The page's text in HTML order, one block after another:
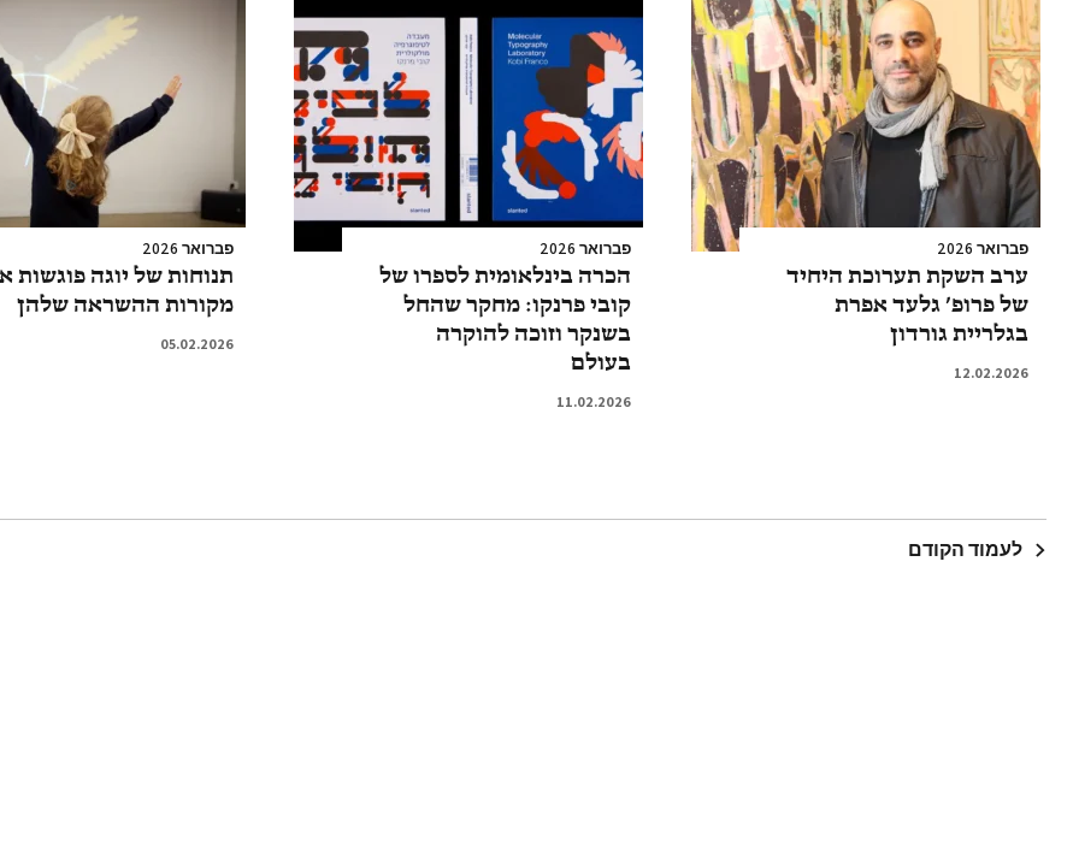
פברואר 2026
ערב השקת תערוכת היחיד
של פרופ’ גלעד אפרת
בגלריית גורדון
12.02.2026
פברואר 2026
הכרה בינלאומית לספרו של
קובי פרנקו: מחקר שהחל
בשנקר וזוכה להוקרה
בעולם
11.02.2026
פברואר 2026
תנוחות של יוגה פוגשות
מקורות ההשראה שלהן
05.02.2026
לעמוד הקודם